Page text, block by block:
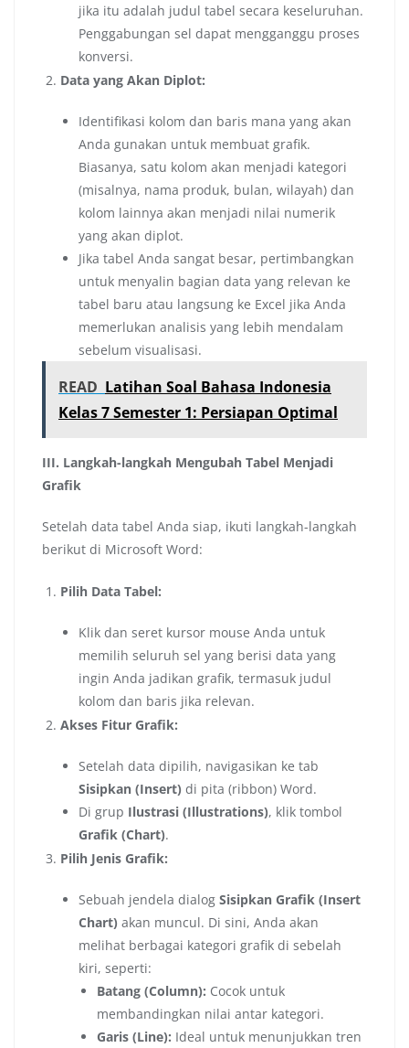
jika itu adalah judul tabel secara keseluruhan.
Penggabungan sel dapat mengganggu proses
konversi.
Data yang Akan Diplot:
Identifikasi kolom dan baris mana yang akan
Anda gunakan untuk membuat grafik.
Biasanya, satu kolom akan menjadi kategori
(misalnya, nama produk, bulan, wilayah) dan
kolom lainnya akan menjadi nilai numerik
yang akan diplot.
Jika tabel Anda sangat besar, pertimbangkan
untuk menyalin bagian data yang relevan ke
tabel baru atau langsung ke Excel jika Anda
memerlukan analisis yang lebih mendalam
sebelum visualisasi.
READ Latihan Soal Bahasa Indonesia
Kelas 7 Semester 1: Persiapan Optimal
III. Langkah-langkah Mengubah Tabel Menjadi
Grafik
Setelah data tabel Anda siap, ikuti langkah-langkah
berikut di Microsoft Word:
Pilih Data Tabel:
Klik dan seret kursor mouse Anda untuk
memilih seluruh sel yang berisi data yang
ingin Anda jadikan grafik, termasuk judul
kolom dan baris jika relevan.
Akses Fitur Grafik:
Setelah data dipilih, navigasikan ke tab
Sisipkan (Insert) di pita (ribbon) Word.
Di grup Ilustrasi (Illustrations), klik tombol
Grafik (Chart).
Pilih Jenis Grafik:
Sebuah jendela dialog Sisipkan Grafik (Insert
Chart) akan muncul. Di sini, Anda akan
melihat berbagai kategori grafik di sebelah
kiri, seperti:
Batang (Column): Cocok untuk
membandingkan nilai antar kategori.
Garis (Line): Ideal untuk menunjukkan tren